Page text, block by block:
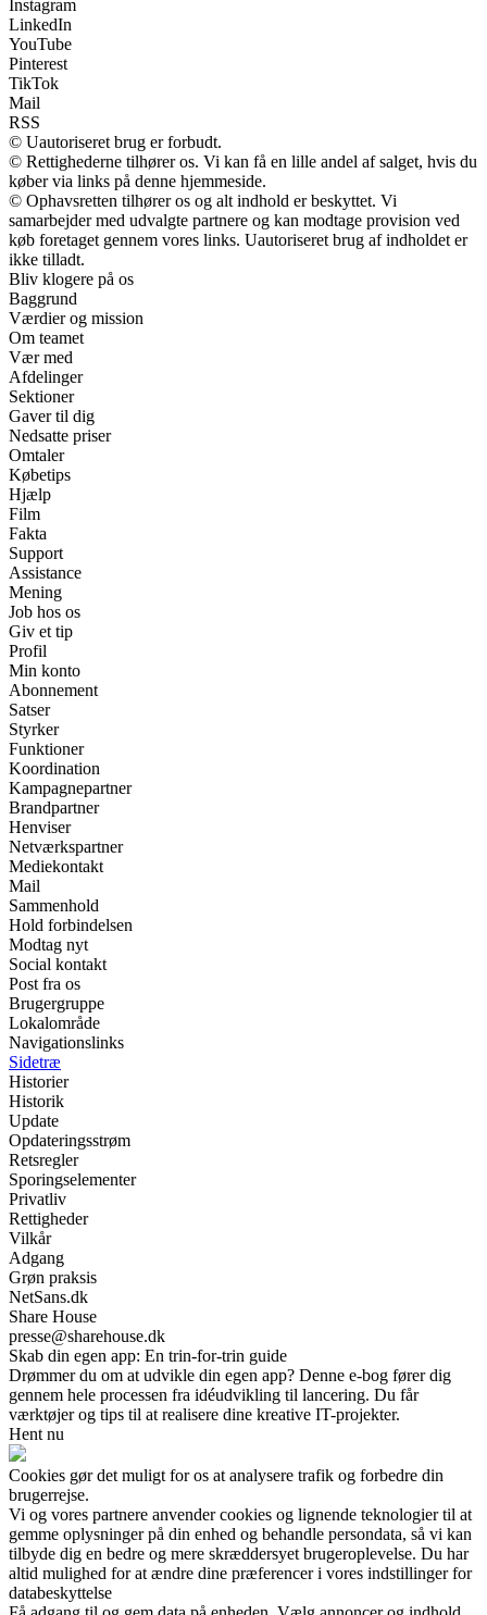
Instagram
LinkedIn
YouTube
Pinterest
TikTok
Mail
RSS
© Uautoriseret brug er forbudt.
© Rettighederne tilhører os. Vi kan få en lille andel af salget, hvis du
køber via links på denne hjemmeside.
© Ophavsretten tilhører os og alt indhold er beskyttet. Vi
samarbejder med udvalgte partnere og kan modtage provision ved
køb foretaget gennem vores links. Uautoriseret brug af indholdet er
ikke tilladt.
Bliv klogere på os
Baggrund
Værdier og mission
Om teamet
Vær med
Afdelinger
Sektioner
Gaver til dig
Nedsatte priser
Omtaler
Købetips
Hjælp
Film
Fakta
Support
Assistance
Mening
Job hos os
Giv et tip
Profil
Min konto
Abonnement
Satser
Styrker
Funktioner
Koordination
Kampagnepartner
Brandpartner
Henviser
Netværkspartner
Mediekontakt
Mail
Sammenhold
Hold forbindelsen
Modtag nyt
Social kontakt
Post fra os
Brugergruppe
Lokalområde
Navigationslinks
Sidetræ
Historier
Historik
Update
Opdateringsstrøm
Retsregler
Sporingselementer
Privatliv
Rettigheder
Vilkår
Adgang
Grøn praksis
NetSans.dk
Share House
presse@sharehouse.dk
Skab din egen app: En trin-for-trin guide
Drømmer du om at udvikle din egen app? Denne e-bog fører dig
gennem hele processen fra idéudvikling til lancering. Du får
værktøjer og tips til at realisere dine kreative IT-projekter.
Hent nu
Cookies gør det muligt for os at analysere trafik og forbedre din
brugerrejse.
Vi og vores partnere anvender cookies og lignende teknologier til at
gemme oplysninger på din enhed og behandle persondata, så vi kan
tilbyde dig en bedre og mere skræddersyet brugeroplevelse. Du har
altid mulighed for at ændre dine præferencer i vores indstillinger for
databeskyttelse